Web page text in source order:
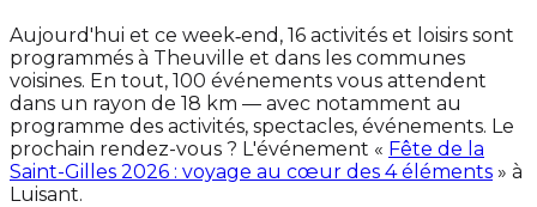
Aujourd'hui et ce week‑end, 16 activités et loisirs sont
programmés à Theuville et dans les communes
voisines. En tout, 100 événements vous attendent
dans un rayon de 18 km — avec notamment au
programme des activités, spectacles, événements. Le
prochain rendez-vous ? L'événement « Fête de la
Saint-Gilles 2026 : voyage au cœur des 4 éléments » à
Luisant.